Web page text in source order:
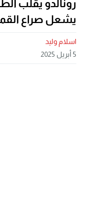
رونالدو يقلب
يشعل صراع
اسلام وليد
5 أبريل 2025